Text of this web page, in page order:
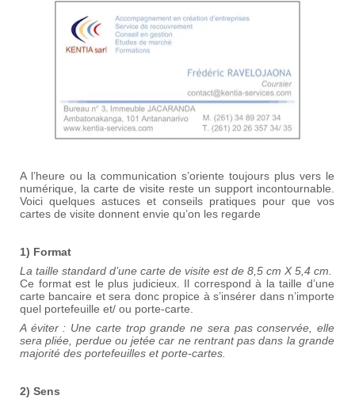
A l’heure ou la communication s’oriente toujours plus vers le
numérique, la carte de visite reste un support incontournable.
Voici quelques astuces et conseils pratiques pour que vos
cartes de visite donnent envie qu’on les regarde
1) Format
La taille standard d’une carte de visite est de 8,5 cm X 5,4 cm.
Ce format est le plus judicieux. Il correspond à la taille d’une
carte bancaire et sera donc propice à s’insérer dans n’importe
quel portefeuille et/ ou porte-carte.
A éviter : Une carte trop grande ne sera pas conservée, elle
sera pliée, perdue ou jetée car ne rentrant pas dans la grande
majorité des portefeuilles et porte-cartes.
2) Sens